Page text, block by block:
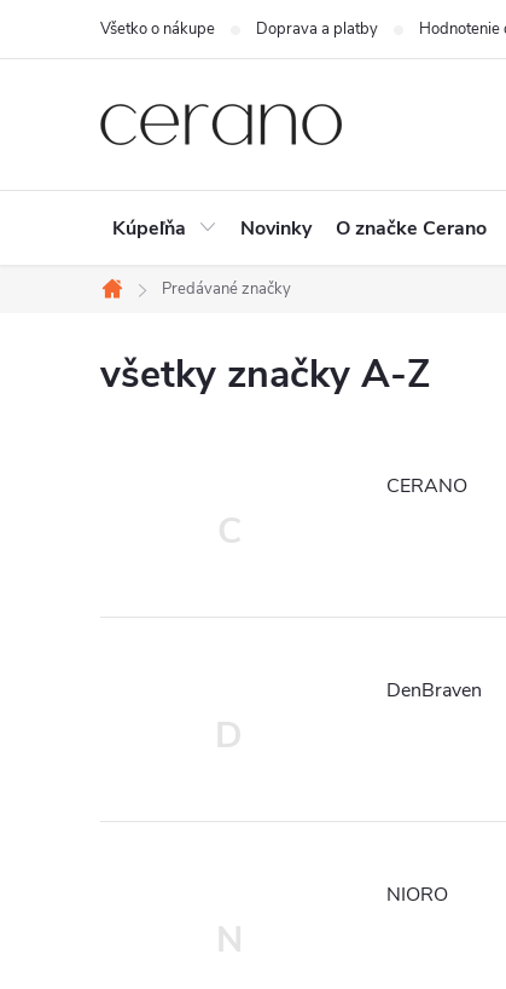
Všetko o nákupe Doprava a platby Hodnotenie
Kúpeľňa Novinky O značke Cerano
Domov
Predávané značky
všetky značky A-Z
C
CERANO
D
DenBraven
N
NIORO